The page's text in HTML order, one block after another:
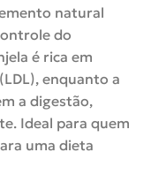
natural
do
é rica em
enquanto a
a digestão,
Ideal para quem
uma dieta